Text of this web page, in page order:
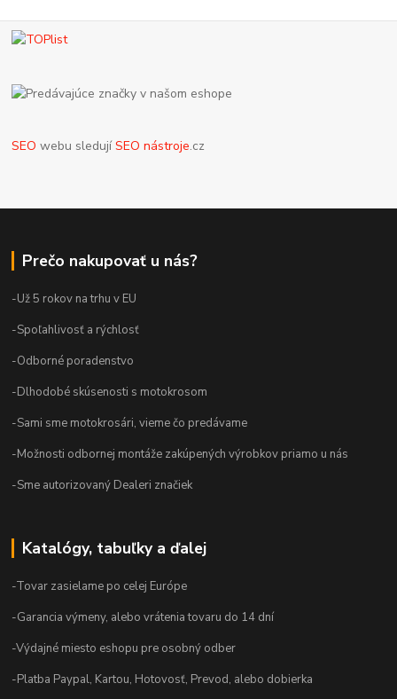
SEO webu sledujíSEO nástroje.cz
Prečo nakupovať u nás?
-Už 5 rokov na trhu v EU
-Spoľahlivosť a rýchlosť
-Odborné poradenstvo
-Dlhodobé skúsenosti s motokrosom
-Sami sme motokrosári, vieme čo predávame
-Možnosti odbornej montáže zakúpených výrobkov priamo u nás
-Sme autorizovaný Dealeri značiek
Katalógy, tabuľky a ďalej
-Tovar zasielame po celej Európe
-Garancia výmeny, alebo vrátenia tovaru do 14 dní
-Výdajné miesto eshopu pre osobný odber
-Platba Paypal, Kartou, Hotovosť, Prevod, alebo dobierka